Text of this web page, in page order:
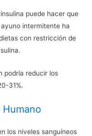
puede hacer que
intermitente ha
con restricción de
podría reducir los
31%.
los niveles sanguíneos